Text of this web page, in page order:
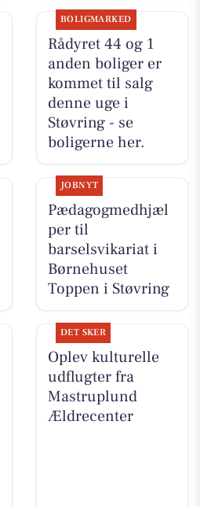
BOLIGMARKED
Rådyret 44 og 1
anden boliger er
kommet til salg
denne uge i
Støvring - se
boligerne her.
JOBNYT
Pædagogmedhjæl
per til
barselsvikariat i
Børnehuset
Toppen i Støvring
DET SKER
Oplev kulturelle
udflugter fra
Mastruplund
Ældrecenter